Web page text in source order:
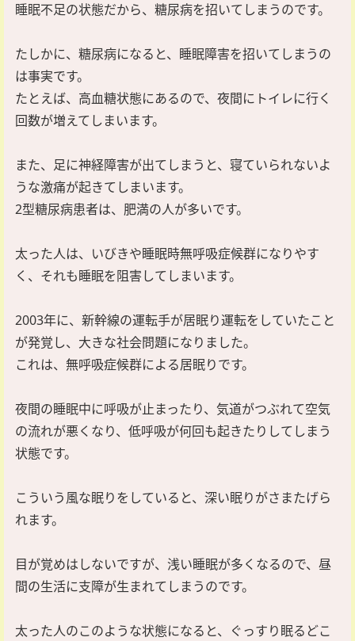
睡眠不足の状態だから、糖尿病を招いてしまうのです。
たしかに、糖尿病になると、睡眠障害を招いてしまうの
は事実です。
たとえば、高血糖状態にあるので、夜間にトイレに行く
回数が増えてしまいます。
また、足に神経障害が出てしまうと、寝ていられないよ
うな激痛が起きてしまいます。
2型糖尿病患者は、肥満の人が多いです。
太った人は、いびきや睡眠時無呼吸症候群になりやす
く、それも睡眠を阻害してしまいます。
2003年に、新幹線の運転手が居眠り運転をしていたこと
が発覚し、大きな社会問題になりました。
これは、無呼吸症候群による居眠りです。
夜間の睡眠中に呼吸が止まったり、気道がつぶれて空気
の流れが悪くなり、低呼吸が何回も起きたりしてしまう
状態です。
こういう風な眠りをしていると、深い眠りがさまたげら
れます。
目が覚めはしないですが、浅い睡眠が多くなるので、昼
間の生活に支障が生まれてしまうのです。
太った人のこのような状態になると、ぐっすり眠るどこ